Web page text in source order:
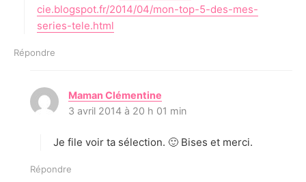
cie.blogspot.fr/2014/04/mon-top-5-des-mes-
series-tele.html
Répondre
Maman Clémentine
i
:
3 avril 2014 à 20 h 01 min
Je file voir ta sélection. 🙂 Bises et merci.
Répondre